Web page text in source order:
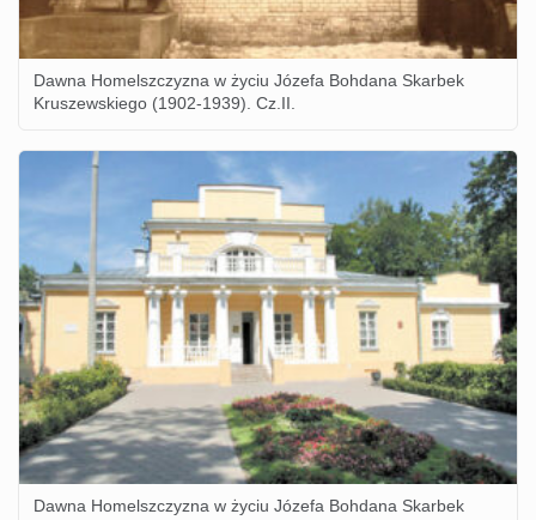
Dawna Homelszczyzna w życiu Józefa Bohdana Skarbek
Kruszewskiego (1902-1939). Cz.II.
Dawna Homelszczyzna w życiu Józefa Bohdana Skarbek